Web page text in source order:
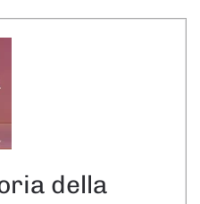
della